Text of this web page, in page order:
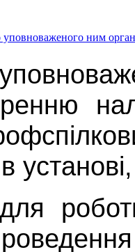
ним
установі,